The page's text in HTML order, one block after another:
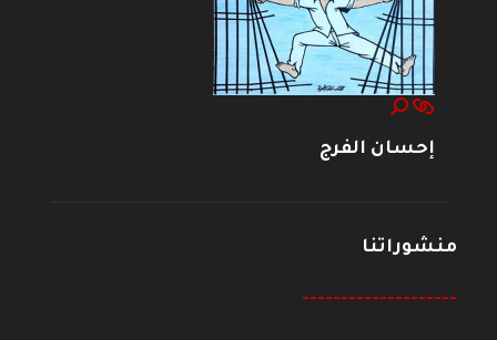
إحسان الفرج
منشوراتنا
--------------------